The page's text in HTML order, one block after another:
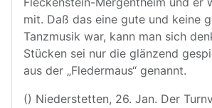
mit. Daß das eine gute und keine
Tanzmusik war, kann man sich
Stücken sei nur die glänzend
aus der „Fledermaus“ genannt.
() Niederstetten, 26. Jan. Der